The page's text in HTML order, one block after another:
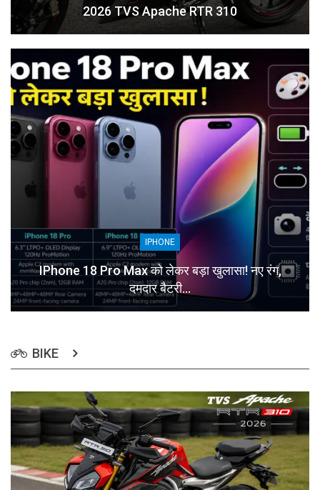
2026 TVS Apache RTR 310
IPHONE
IPhone 18 Pro Max को लेकर बड़ा खुलासा! नए रंग,
दमदार बैटरी…
BIKE